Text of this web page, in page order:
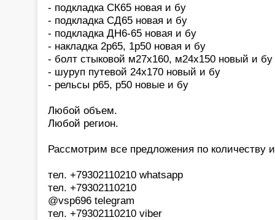
- подкладка СК65 новая и бу
- подкладка СД65 новая и бу
- подкладка ДН6-65 новая и бу
- накладка 2р65, 1р50 новая и бу
- болт стыковой м27х160, м24х150 новый и бу
- шуруп путевой 24х170 новый и бу
- рельсы р65, р50 новые и бу
Любой объем.
Любой регион.
Рассмотрим все предложения по количеству
тел. +79302110210 whatsapp
тел. +79302110210
@vsp696 telegram
тел. +79302110210 viber